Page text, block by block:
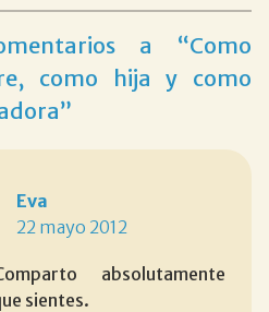
a “Como
como hija y como
Eva
22 mayo 2012
absolutamente
sientes.